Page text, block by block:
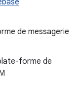
de messagerie
forme de